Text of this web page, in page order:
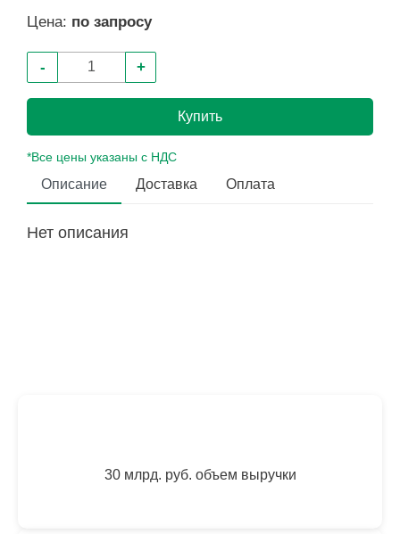
Цена: по запросу
- +
Купить
*Все цены указаны с НДС
Описание Доставка Оплата
Нет описания
30 млрд. руб. объем выручки